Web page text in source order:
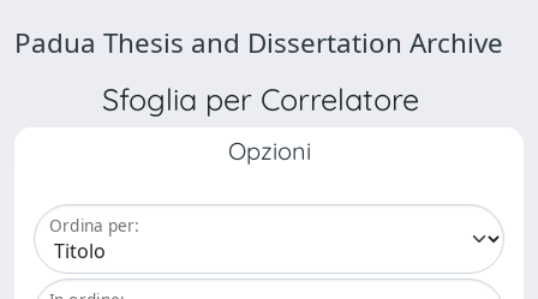
Padua Thesis and Dissertation Archive
Sfoglia per Correlatore
Opzioni
Ordina per: